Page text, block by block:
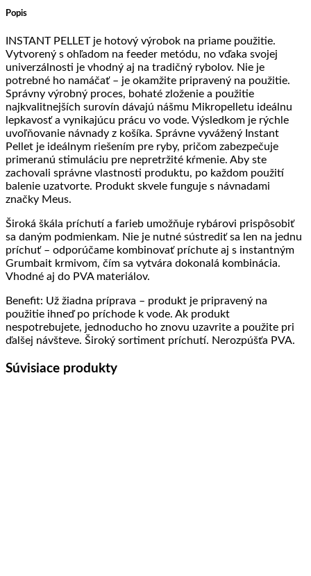
Popis
INSTANT PELLET je hotový výrobok na priame použitie.
Vytvorený s ohľadom na feeder metódu, no vďaka svojej
univerzálnosti je vhodný aj na tradičný rybolov. Nie je
potrebné ho namáčať – je okamžite pripravený na použitie.
Správny výrobný proces, bohaté zloženie a použitie
najkvalitnejších surovín dávajú nášmu Mikropelletu ideálnu
lepkavosť a vynikajúcu prácu vo vode. Výsledkom je rýchle
uvoľňovanie návnady z košíka. Správne vyvážený Instant
Pellet je ideálnym riešením pre ryby, pričom zabezpečuje
primeranú stimuláciu pre nepretržité kŕmenie. Aby ste
zachovali správne vlastnosti produktu, po každom použití
balenie uzatvorte. Produkt skvele funguje s návnadami
značky Meus.
Široká škála príchutí a farieb umožňuje rybárovi prispôsobiť
sa daným podmienkam. Nie je nutné sústrediť sa len na jednu
príchuť – odporúčame kombinovať príchute aj s instantným
Grumbait krmivom, čím sa vytvára dokonalá kombinácia.
Vhodné aj do PVA materiálov.
Benefit: Už žiadna príprava – produkt je pripravený na
použitie ihneď po príchode k vode. Ak produkt
nespotrebujete, jednoducho ho znovu uzavrite a použite pri
ďalšej návšteve. Široký sortiment príchutí. Nerozpúšťa PVA.
Súvisiace produkty